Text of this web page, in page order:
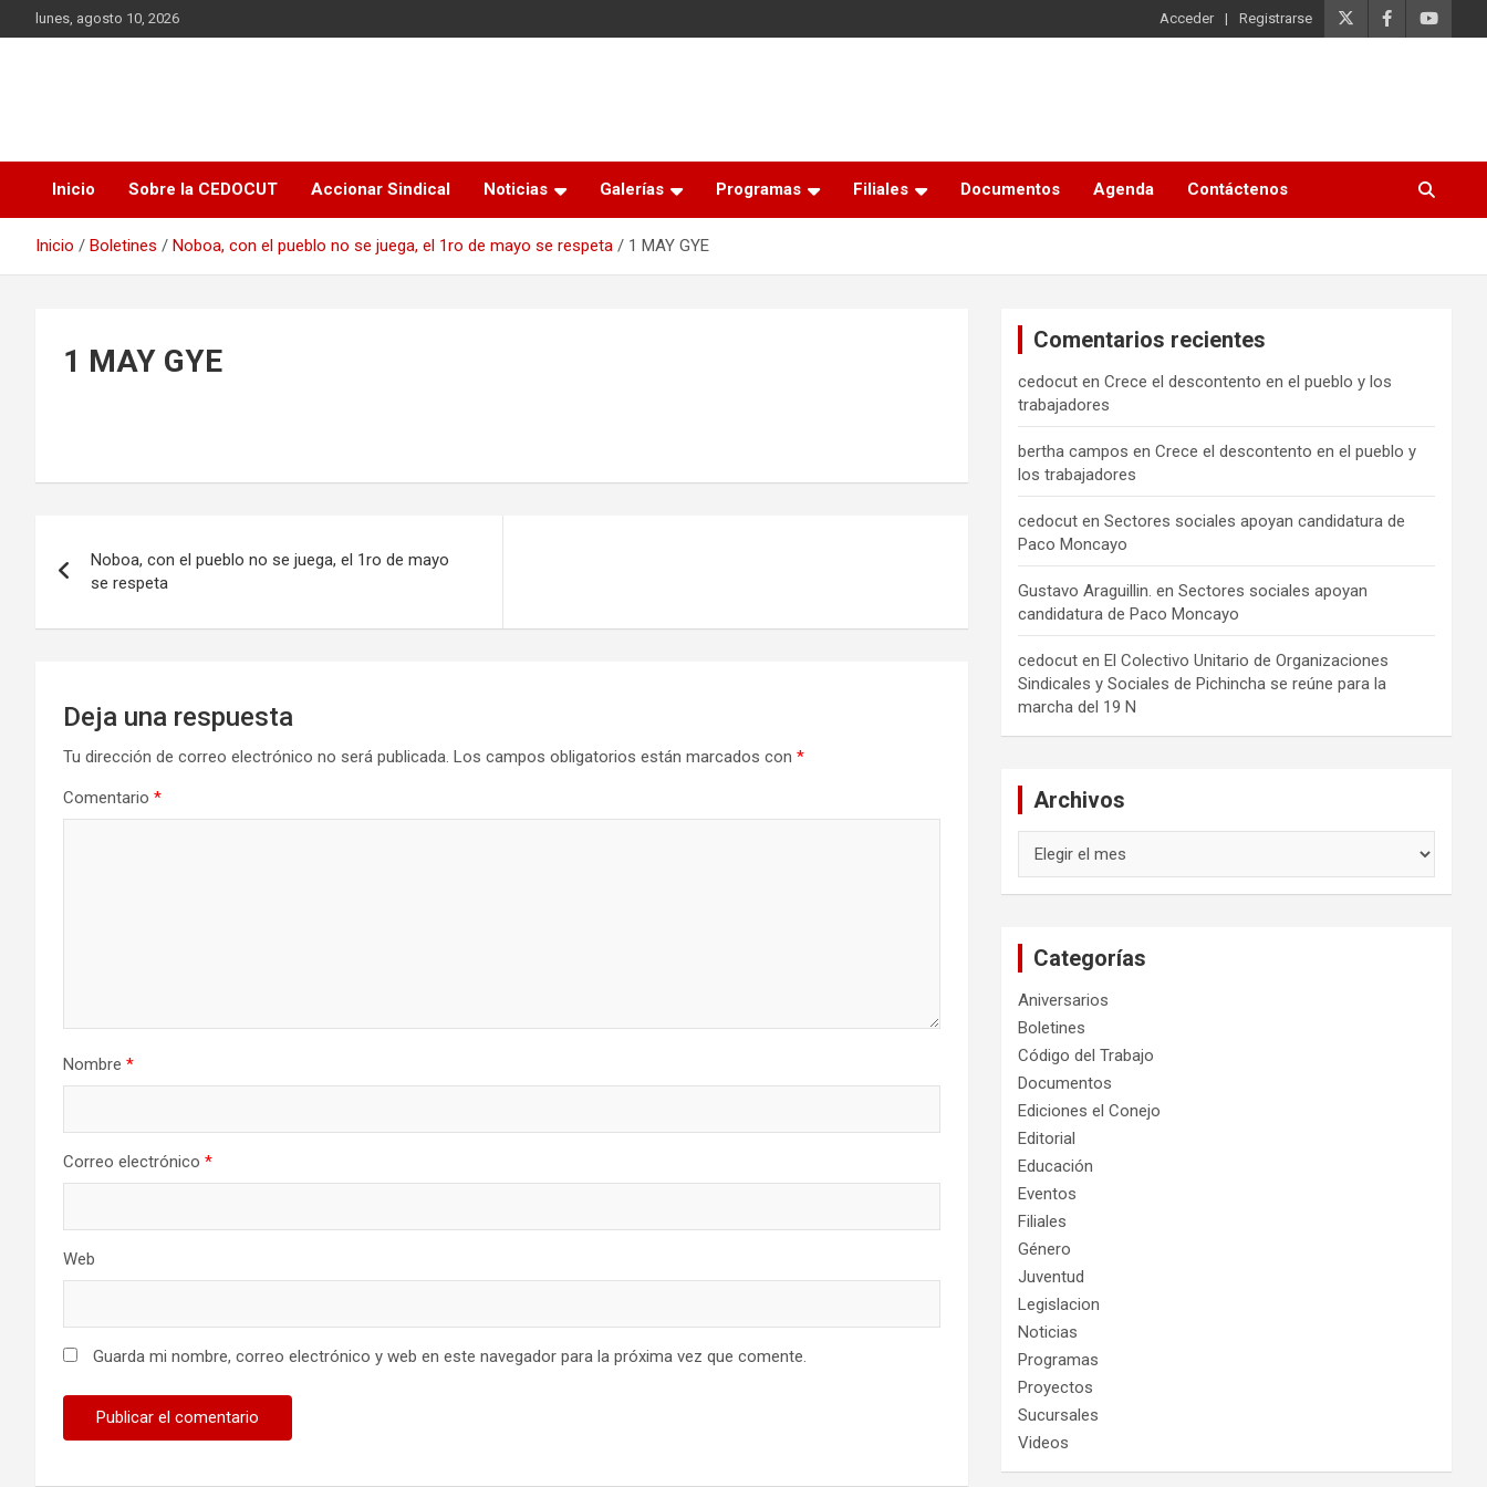
Saltar
al
lunes, agosto 10, 2026 Acceder Registrarse
Inicio Sobre la CEDOCUT Accionar Sindical Noticias Galerías Programas Filiales Documentos Agenda Contáctenos
Inicio Boletines Noboa, con el pueblo no se juega, el 1ro de mayo se respeta 1 MAY GYE
1 MAY GYE
de
entradas
Noboa, con el pueblo no se juega, el 1ro de mayo
se respeta
Deja una respuesta
Tu dirección de correo electrónico no será publicada. Los campos obligatorios están marcados con *
Comentario *
Nombre *
Correo electrónico *
Web
Guarda mi nombre, correo electrónico y web en este navegador para la próxima vez que comente.
Comentarios recientes
cedocut enCrece el descontento en el pueblo y los
trabajadores
bertha campos enCrece el descontento en el pueblo y
los trabajadores
cedocut enSectores sociales apoyan candidatura de
Paco Moncayo
Gustavo Araguillin. enSectores sociales apoyan
candidatura de Paco Moncayo
cedocut enEl Colectivo Unitario de Organizaciones
Sindicales y Sociales de Pichincha se reúne para la
marcha del 19 N
Archivos
Categorías
Aniversarios
Boletines
Código del Trabajo
Documentos
Ediciones el Conejo
Editorial
Educación
Eventos
Filiales
Género
Juventud
Legislacion
Noticias
Programas
Proyectos
Sucursales
Videos